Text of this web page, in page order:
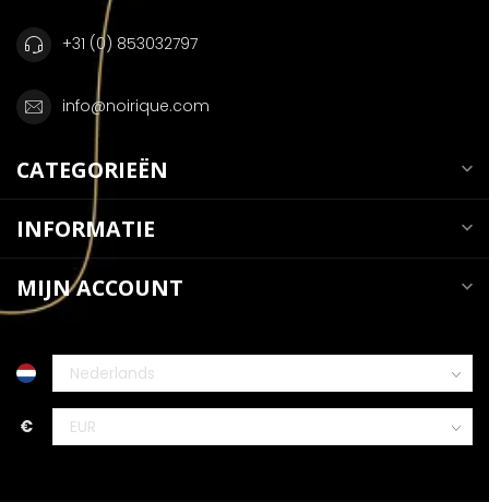
+31 (0) 853032797
info@noirique.com
CATEGORIEËN
INFORMATIE
MIJN ACCOUNT
€